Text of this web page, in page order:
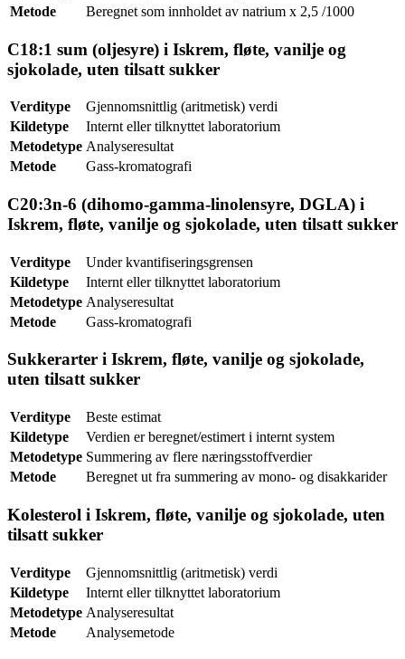
Metode
Beregnet som innholdet av natrium x 2,5 /1000
C18:1 sum (oljesyre) i Iskrem, fløte, vanilje og
sjokolade, uten tilsatt sukker
Verditype
Gjennomsnittlig (aritmetisk) verdi
Kildetype
Internt eller tilknyttet laboratorium
Metodetype Analyseresultat
Metode
Gass-kromatografi
C20:3n-6 (dihomo-gamma-linolensyre, DGLA) i
Iskrem, fløte, vanilje og sjokolade, uten tilsatt sukker
Verditype
Under kvantifiseringsgrensen
Kildetype
Internt eller tilknyttet laboratorium
Metodetype Analyseresultat
Metode
Gass-kromatografi
Sukkerarter i Iskrem, fløte, vanilje og sjokolade,
uten tilsatt sukker
Verditype
Beste estimat
Kildetype
Verdien er beregnet/estimert i internt system
Metodetype Summering av flere næringsstoffverdier
Metode
Beregnet ut fra summering av mono- og disakkarider
Kolesterol i Iskrem, fløte, vanilje og sjokolade, uten
tilsatt sukker
Verditype
Gjennomsnittlig (aritmetisk) verdi
Kildetype
Internt eller tilknyttet laboratorium
Metodetype Analyseresultat
Metode
Analysemetode